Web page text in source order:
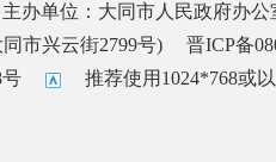
主办单位：大同市人民政府办公
市兴云街2799号)
晋ICP备
号
推荐使用1024*768或